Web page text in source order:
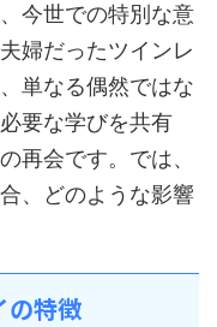
今世での特別な意
婦だったツインレ
単なる偶然ではな
要な学びを共有
再会です。では、
、どのような影響
の特徴